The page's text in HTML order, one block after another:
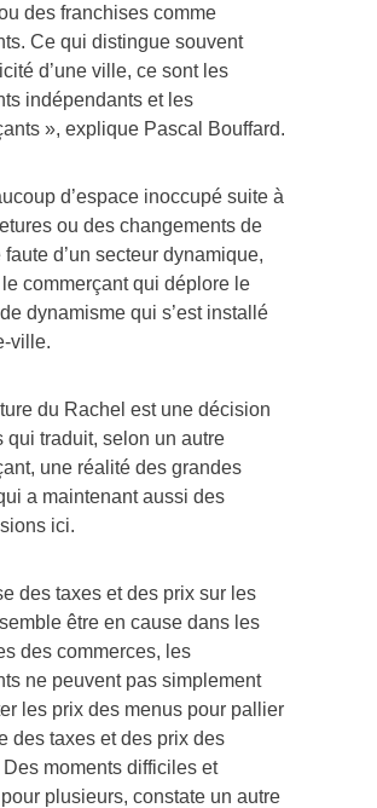
des franchises comme
Ce qui distingue souvent
d’une ville, ce sont les
indépendants et les
», explique Pascal Bouffard.
d’espace inoccupé suite à
ou des changements de
faute d’un secteur dynamique,
commerçant qui déplore le
dynamisme qui s’est installé
ville.
du Rachel est une décision
qui traduit, selon un autre
une réalité des grandes
a maintenant aussi des
ici.
des taxes et des prix sur les
être en cause dans les
des commerces, les
ne peuvent pas simplement
les prix des menus pour pallier
des taxes et des prix des
Des moments difficiles et
plusieurs, constate un autre